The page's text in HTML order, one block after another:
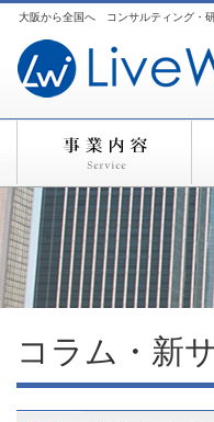
大阪から全国へ コンサルティング・
コラム・新